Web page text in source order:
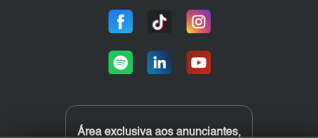
Área exclusiva aos anunciantes,